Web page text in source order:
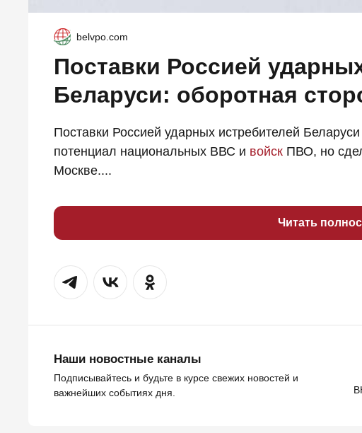
belvpo.com
Поставки Россией
Беларуси: оборотная
Поставки Россией ударных истребителей
потенциал национальных ВВС и войск ПВО, но
Москве....
Читать
Наши новостные каналы
Подписывайтесь и будьте в курсе свежих новостей и
важнейших событиях дня.